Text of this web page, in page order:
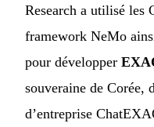
Research a utilisé
framework NeMo
pour développer
souveraine de Corée,
d’entreprise